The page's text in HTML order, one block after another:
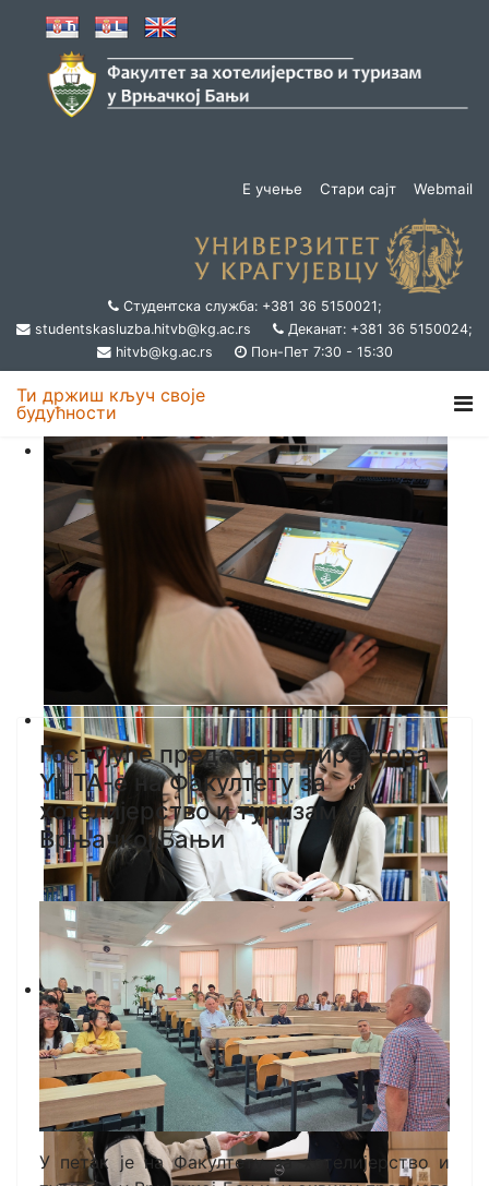
Е учење Стари сајт Webmail
Студентска служба: +381 36 5150021;
studentskasluzba.hitvb@kg.ac.rs
Деканат: +381 36 5150024;
hitvb@kg.ac.rs
Пон-Пет 7:30 - 15:30
Ти држиш кључ своје
будућности
Гостујуће предавање директора
YUTA-e на Факултету за
хотелијерство и туризам у
Врњачкој Бањи
У петак је на Факултету за хотелијерство и